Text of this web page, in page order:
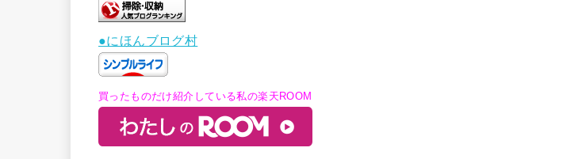
●にほんブログ村
買ったものだけ紹介している私の楽天ROOM